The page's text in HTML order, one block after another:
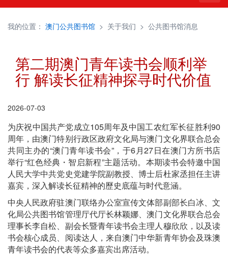
我的位置： 澳门公共图书馆 > 关于我们 > 公共图书馆消息
第二期澳门青年读书会顺利举
行 解读长征精神探寻时代价值
2026-07-03
为庆祝中国共产党成立105周年及中国工农红军长征胜利90
周年，由澳门特别行政区政府文化局与澳门文化界联合总会
共同主办的“澳门青年读书会”，于6月27日在澳门方所书店
举行“红色经典・智启新程”主题活动。本期读书会特邀中国
人民大学中共党史党建学院副教授、博士后杜家丞担任主讲
嘉宾，深入解读长征精神的歷史底蕴与时代意涵。
中央人民政府驻澳门联络办公室宣传文体部副部长白冰、文
化局公共图书馆管理厅代厅长林颖娜、澳门文化界联合总会
理事长李自松、副会长暨青年读书会主理人穆欣欣，以及读
书会核心成员、阅读达人，来自澳门中华新青年协会及珠澳
青年读书会的代表等众多嘉宾出席活动。